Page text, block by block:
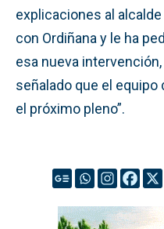
explicaciones al
con Ordiñana y le ha
esa nueva
señalado que el equipo
el próximo pleno”.